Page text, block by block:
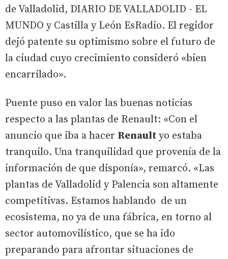
de Valladolid, DIARIO DE VALLADOLID - EL
MUNDO y Castilla y León EsRadio. El regidor
dejó patente su optimismo sobre el futuro de
la ciudad cuyo crecimiento consideró «bien
encarrilado».
Puente puso en valor las buenas noticias
respecto a las plantas de Renault: «Con el
anuncio que iba a hacer Renaultyo estaba
tranquilo. Una tranquilidad que provenía de la
información de que disponía», remarcó. «Las
plantas de Valladolid y Palencia son altamente
competitivas. Estamos hablando de un
ecosistema, no ya de una fábrica, en torno al
sector automovilístico, que se ha ido
preparando para afrontar situaciones de